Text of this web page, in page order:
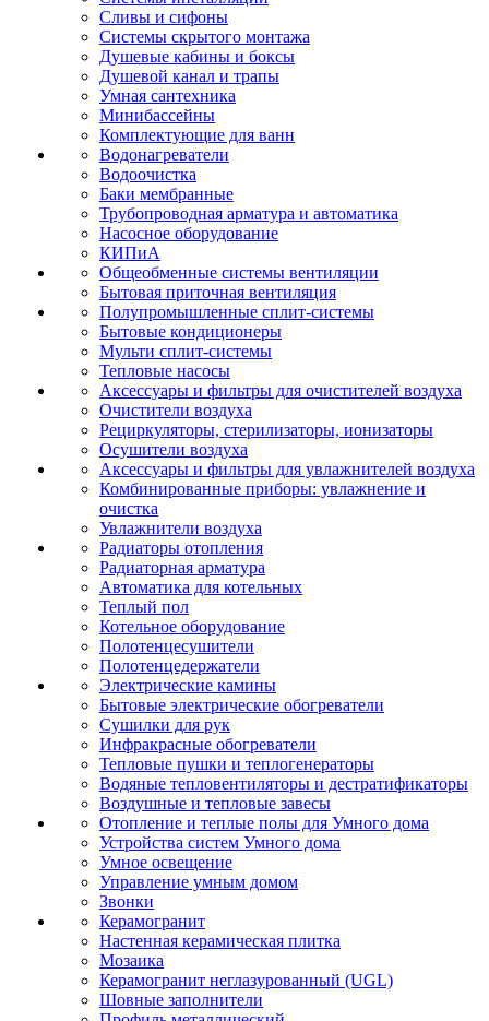
Сливы и сифоны
Системы скрытого монтажа
Душевые кабины и боксы
Душевой канал и трапы
Умная сантехника
Минибассейны
Комплектующие для ванн
Водонагреватели
Водоочистка
Баки мембранные
Трубопроводная арматура и автоматика
Насосное оборудование
КИПиА
Общеобменные системы вентиляции
Бытовая приточная вентиляция
Полупромышленные сплит-системы
Бытовые кондиционеры
Мульти сплит-системы
Тепловые насосы
Аксессуары и фильтры для очистителей воздуха
Очистители воздуха
Рециркуляторы, стерилизаторы, ионизаторы
Осушители воздуха
Аксессуары и фильтры для увлажнителей воздуха
Комбинированные приборы: увлажнение и
очистка
Увлажнители воздуха
Радиаторы отопления
Радиаторная арматура
Автоматика для котельных
Теплый пол
Котельное оборудование
Полотенцесушители
Полотенцедержатели
Электрические камины
Бытовые электрические обогреватели
Сушилки для рук
Инфракрасные обогреватели
Тепловые пушки и теплогенераторы
Водяные тепловентиляторы и дестратификаторы
Воздушные и тепловые завесы
Отопление и теплые полы для Умного дома
Устройства систем Умного дома
Умное освещение
Управление умным домом
Звонки
Керамогранит
Настенная керамическая плитка
Мозаика
Керамогранит неглазурованный (UGL)
Шовные заполнители